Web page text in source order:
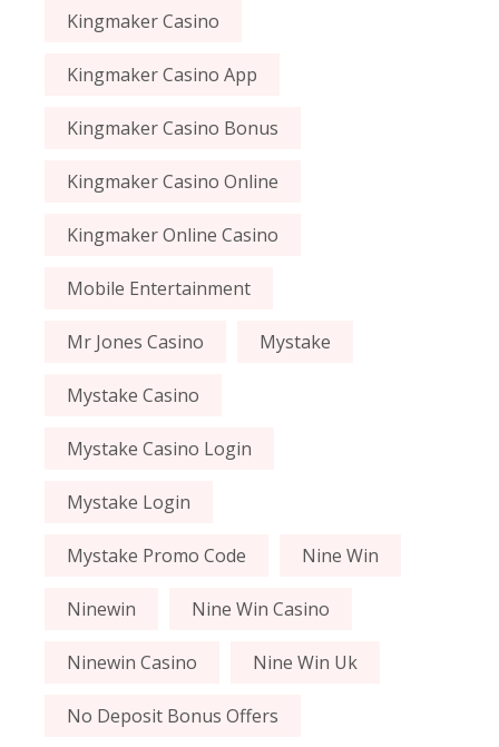
Kingmaker Casino
Kingmaker Casino App
Kingmaker Casino Bonus
Kingmaker Casino Online
Kingmaker Online Casino
Mobile Entertainment
Mr Jones Casino Mystake
Mystake Casino
Mystake Casino Login
Mystake Login
Mystake Promo Code Nine Win
Ninewin Nine Win Casino
Ninewin Casino Nine Win Uk
No Deposit Bonus Offers